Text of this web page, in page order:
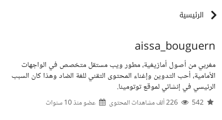
الرئيسية
aissa_bouguern
مغربي من أصول أمازيغية، مطور ويب مستقل متخصص في الواجهات
الأمامية، أحب التدوين وإغناء المحتوى التقني للغة الضاد وهذا كان السبب
الرئيسي في إنشائي لموقع توتومينا.
عضو منذ10 سنوات